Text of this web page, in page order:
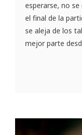
esperarse, no
el final de la
se aleja de los
mejor parte